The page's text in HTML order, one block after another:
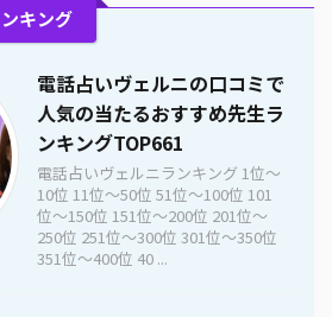
キング
電話占いヴェルニの口コミで
人気の当たるおすすめ先生ラ
ンキングTOP661
電話占いヴェルニランキング 1位〜
10位 11位〜50位 51位〜100位 101
位〜150位 151位〜200位 201位〜
250位 251位〜300位 301位〜350位
351位〜400位 40 ...